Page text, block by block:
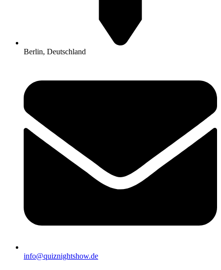
Berlin, Deutschland
info@quiznightshow.de